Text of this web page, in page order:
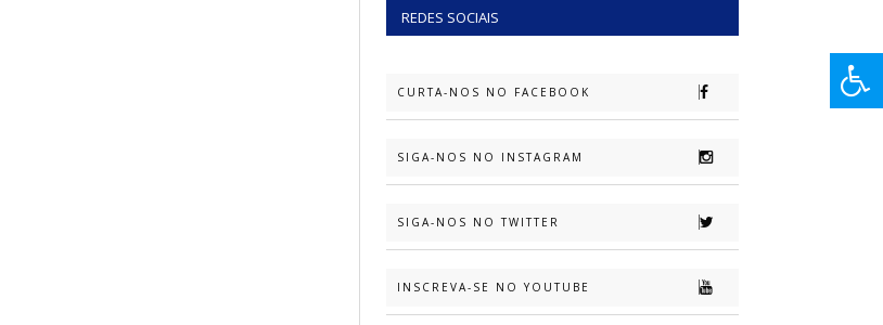
REDES SOCIAIS
CURTA-NOS NO FACEBOOK
SIGA-NOS NO INSTAGRAM
SIGA-NOS NO TWITTER
INSCREVA-SE NO YOUTUBE